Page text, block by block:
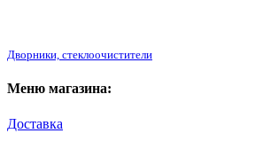
Дворники, стеклоочистители
Меню магазина:
Доставка